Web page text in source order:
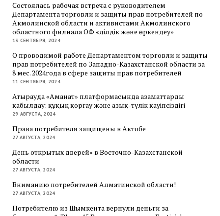
Состоялась рабочая встреча с руководителем
Департамента торговли и защиты прав потребителей по
Акмолинской области и активистами Акмолинского
областного филиала ОФ «Әділдік және өркендеу»
13 СЕНТЯБРЯ, 2024
О проводимой работе Департаментом торговли и защиты
прав потребителей по Западно-Казахстанской области за
8 мес. 2024года в сфере защиты прав потребителей
11 СЕНТЯБРЯ, 2024
Атырауда «Аманат» платформасында азаматтарды
қабылдау: құқық қорғау және азық-түлік қауіпсіздігі
29 АВГУСТА, 2024
Права потребителя защищены в Актобе
27 АВГУСТА, 2024
День открытых дверей» в Восточно-Казахстанской
области
27 АВГУСТА, 2024
Вниманию потребителей Алматинской области!
27 АВГУСТА, 2024
Потребителю из Шымкента вернули деньги за